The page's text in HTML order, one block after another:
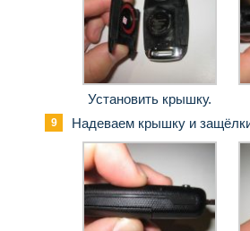
Установить крышку.
Надеваем крышку и